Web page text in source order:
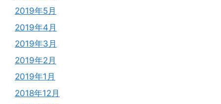
2019年5月
2019年4月
2019年3月
2019年2月
2019年1月
2018年12月